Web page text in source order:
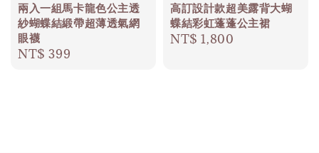
兩入一組馬卡龍色公主透
紗蝴蝶結緞帶超薄透氣網
眼襪
Regular
NT$ 399
高訂設計款超美露背大蝴
蝶結彩虹蓬蓬公主裙
Regular
NT$ 1,800